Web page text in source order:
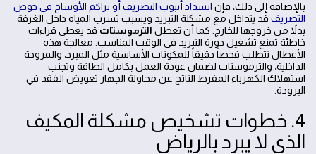
بالإضافة إلى ذلك، فإن انسداد أنبوب التصريف أو تراكم الأوساخ في حوض
التصريف قد يتداخل مع مشكلة التبريد ويسبب تسرب المياه داخل الغرفة
بدلاً من خروجها للخارج. كما أن تعطل الترموستات قد يعطي قراءات
خاطئة تمنع تشغيل دورة التبريد في الوقت المناسب. معالجة هذه
الأعطال تتطلب فحصاً دقيقاً للمكونات الأساسية مثل المبرد، والمروحة
الداخلية، والترموستات لضمان عودة العمل بكامل الطاقة وتجنب
استهلاك الكهرباء المفرط الناتج عن محاولة الجهاز تعويض الفقد في
البرودة.
4. خطوات تشخيص مشكلة المكيف
الذي لا يبرد بالرياض